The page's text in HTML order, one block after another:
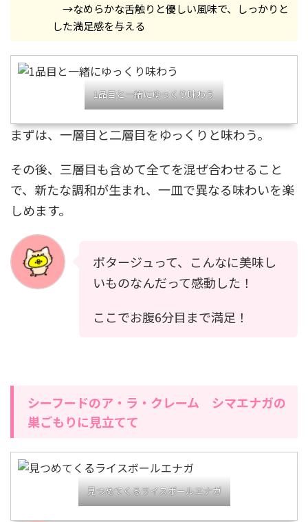
→なめらかな舌触りと優しい風味で、しっかりと
した満足感を与える
1品目と一緒にゆっくり味わう
まずは、一層目と二層目をゆっくりと味わう。
その後、三層目も含めて全てを混ぜ合わせること
で、新たな調和が生まれ、一皿で異なる味わいを楽
しめます。
ポタージュって、こんなに美味し
いものなんだって感動した！
ここでお腹6分目まで満足！
シーフードのア・ラ・クレーム シマエナガの
巣ごもりに見立てて
見つめてくるライスボールエナガ